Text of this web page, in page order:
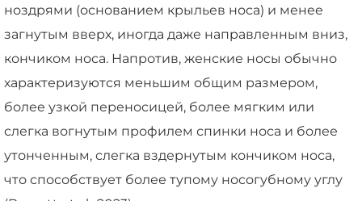
ноздрями (основанием крыльев носа) и менее
загнутым вверх, иногда даже направленным вниз,
кончиком носа. Напротив, женские носы обычно
характеризуются меньшим общим размером,
более узкой переносицей, более мягким или
слегка вогнутым профилем спинки носа и более
утонченным, слегка вздернутым кончиком носа,
что способствует более тупому носогубному углу